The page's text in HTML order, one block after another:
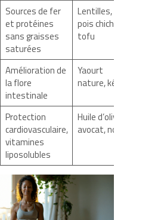
Sources de fer
et protéines
sans graisses
saturées
Lentilles,
pois chiches,
tofu
Amélioration de
la flore
intestinale
Yaourt
nature, kéfir
Protection
cardiovasculaire,
vitamines
liposolubles
Huile d’olive,
avocat, noix